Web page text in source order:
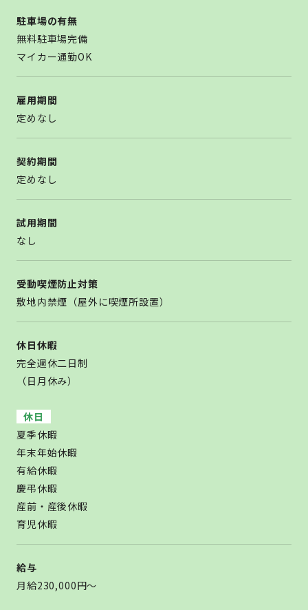
駐車場の有無
無料駐車場完備
マイカー通勤OK
雇用期間
定めなし
契約期間
定めなし
試用期間
なし
受動喫煙防止対策
敷地内禁煙（屋外に喫煙所設置）
休日休暇
完全週休二日制
（日月休み）
休日
夏季休暇
年末年始休暇
有給休暇
慶弔休暇
産前・産後休暇
育児休暇
給与
月給230,000円～